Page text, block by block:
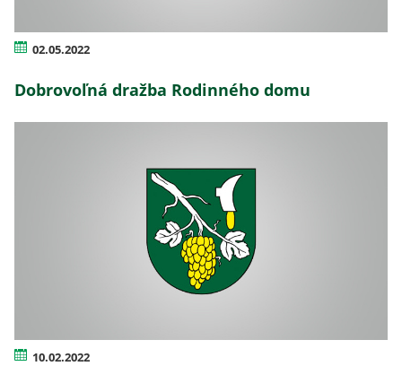
02.05.2022
Dobrovoľná dražba Rodinného domu
10.02.2022